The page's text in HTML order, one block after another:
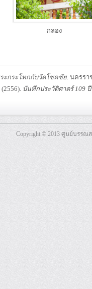
กลอง
ะกระโทกกับวัดโชคชัย. นครรา
บันทึกประวัติศาตร์ 109
Copyright © 2013 ศูนย์บรร